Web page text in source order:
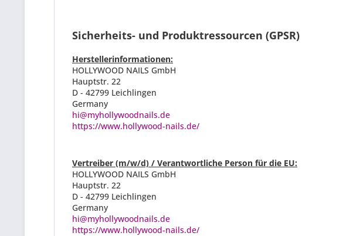
Sicherheits- und Produktressourcen (GPSR)
Herstellerinformationen:
HOLLYWOOD NAILS GmbH
Hauptstr. 22
D - 42799 Leichlingen
Germany
hi@myhollywoodnails.de
https://www.hollywood-nails.de/
Vertreiber (m/w/d) / Verantwortliche Person für die EU:
HOLLYWOOD NAILS GmbH
Hauptstr. 22
D - 42799 Leichlingen
Germany
hi@myhollywoodnails.de
https://www.hollywood-nails.de/